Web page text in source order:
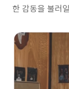
한 감동을 불러